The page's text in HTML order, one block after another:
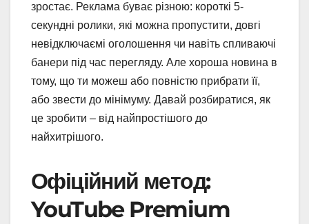
зростає. Реклама буває різною: короткі 5-
секундні ролики, які можна пропустити, довгі
невідключаємі оголошення чи навіть спливаючі
банери під час перегляду. Але хороша новина в
тому, що ти можеш або повністю прибрати її,
або звести до мінімуму. Давай розбиратися, як
це зробити – від найпростішого до
найхитрішого.
Офіційний метод:
YouTube Premium